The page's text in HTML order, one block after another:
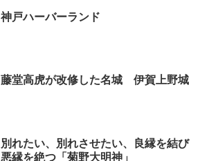
神戸ハーバーランド
藤堂高虎が改修した名城 伊賀上野城
別れたい、別れさせたい、良縁を結び
悪縁を絶つ「菊野大明神」